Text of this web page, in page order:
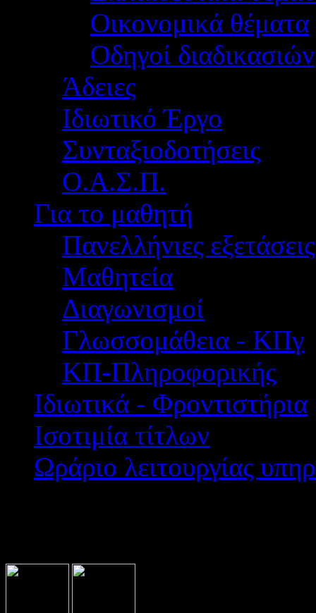
Οικονομικά θέματα
Οδηγοί διαδικασιών
Άδειες
Ιδιωτικό Έργο
Συνταξιοδοτήσεις
Ο.Α.Σ.Π.
Για το μαθητή
Πανελλήνιες εξετάσεις
Μαθητεία
Διαγωνισμοί
Γλωσσομάθεια - ΚΠγ
ΚΠ-Πληροφορικής
Ιδιωτικά - Φροντιστήρια
Ισοτιμία τίτλων
Ωράριο λειτουργίας